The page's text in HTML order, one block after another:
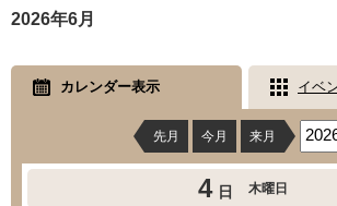
2026年6月
カレンダー表示 イベ
先月 今月 来月
4 日 木曜日